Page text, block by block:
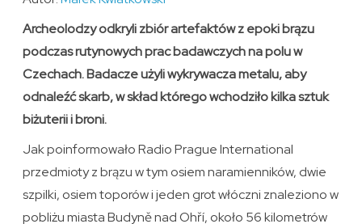
Archeolodzy odkryli zbiór artefaktów z epoki brązu
podczas rutynowych prac badawczych na polu w
Czechach. Badacze użyli wykrywacza metalu, aby
odnaleźć skarb, w skład którego wchodziło kilka sztuk
biżuterii i broni.
Jak poinformowało Radio Prague International
przedmioty z brązu w tym osiem naramienników, dwie
szpilki, osiem toporów i jeden grot włóczni znaleziono w
pobliżu miasta Budyně nad Ohří, około 56 kilometrów